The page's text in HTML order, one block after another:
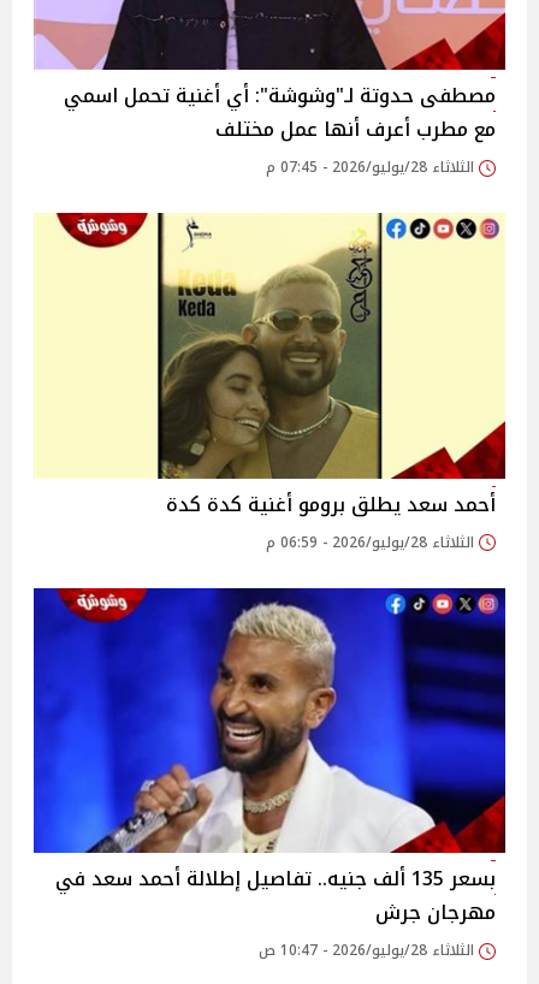
مصطفى حدوتة لـ"وشوشة": أي أغنية تحمل اسمي
مع مطرب أعرف أنها عمل مختلف
الثلاثاء 28/يوليو/2026 - 07:45 م
أحمد سعد يطلق برومو أغنية كدة كدة
الثلاثاء 28/يوليو/2026 - 06:59 م
بسعر 135 ألف جنيه.. تفاصيل إطلالة أحمد سعد في
مهرجان جرش
الثلاثاء 28/يوليو/2026 - 10:47 ص